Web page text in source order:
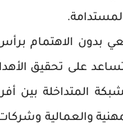
الاهتمام برأس
تساعد على تحقيق
المتداخلة بين
والعمالية